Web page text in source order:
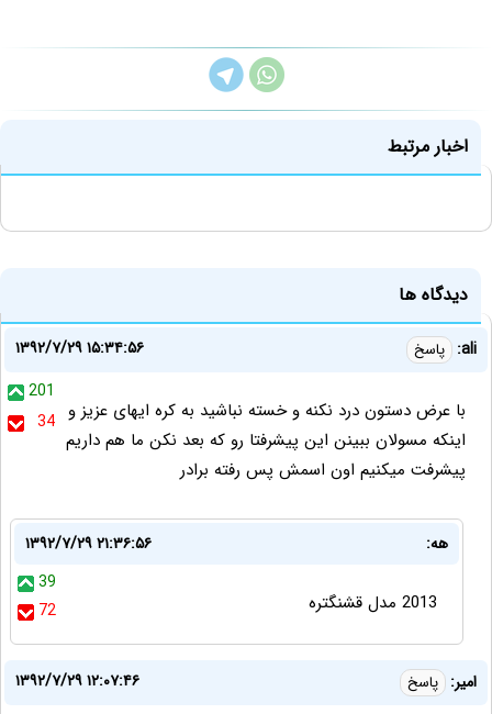
اخبار مرتبط
دیدگاه ها
ali: پاسخ
۱۳۹۲/۷/۲۹ ۱۵:۳۴:۵۶
201
34 با عرض دستون درد نکنه و خسته نباشید به کره ایهای عزیز و
اینکه مسولان ببینن این پیشرفتا رو که بعد نکن ما هم داریم
پیشرفت میکنیم اون اسمش پس رفته برادر
هه:
۱۳۹۲/۷/۲۹ ۲۱:۳۶:۵۶
39
72
2013 مدل قشنگتره
امیر: پاسخ
۱۳۹۲/۷/۲۹ ۱۲:۰۷:۴۶